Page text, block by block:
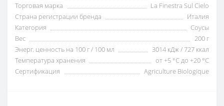
Торговая марка
La Finestra Sul Cielo
Страна регистрации бренда
Италия
Категория
Соусы
Вес
200 г
Энерг. ценность на 100 г / 100 мл
3014 кДж / 727 ккал
Температура хранения
от +5 °C до +20 °C
Сертификация
Agriculture Biologique